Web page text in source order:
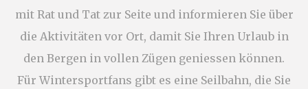
_ga_TM3EHWEMFY
Google
Analytics
Google Analytics
allows user tracking
to enhance the
website
performance and
experience
2
Jahre
_ga_CMJG3ZE5EE
Google
Google Analytics
2
mit Rat und Tat zur Seite und informieren Sie über
die Aktivitäten vor Ort, damit Sie Ihren Urlaub in
den Bergen in vollen Zügen geniessen können.
Für Wintersportfans gibt es eine Seilbahn, die Sie